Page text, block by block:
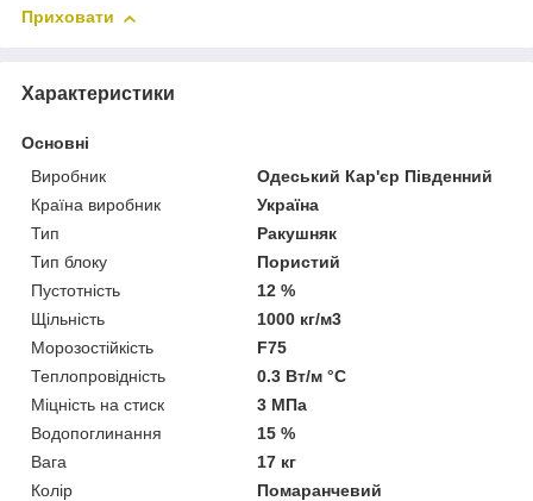
Приховати
Характеристики
Основні
Виробник
Одеський Кар'єр Південний
Країна виробник
Україна
Тип
Ракушняк
Тип блоку
Пористий
Пустотність
12 %
Щільність
1000 кг/м3
Морозостійкість
F75
Теплопровідність
0.3 Вт/м °С
Міцність на стиск
3 МПа
Водопоглинання
15 %
Вага
17 кг
Колір
Помаранчевий